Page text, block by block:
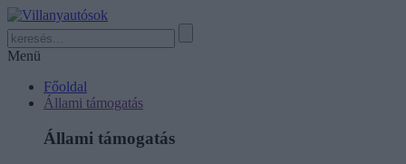
Menü
Főoldal
Állami támogatás
Állami támogatás